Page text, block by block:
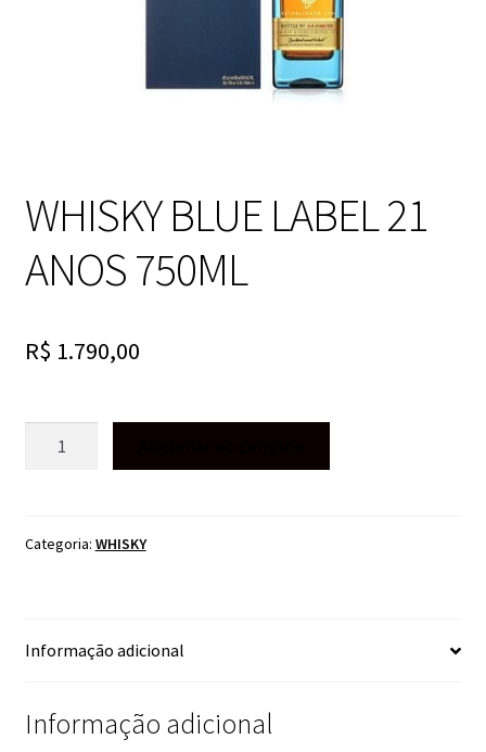
WHISKY BLUE LABEL 21
ANOS 750ML
R$ 1.790,00
ANOS
Categoria: WHISKY
Informação adicional
Informação adicional